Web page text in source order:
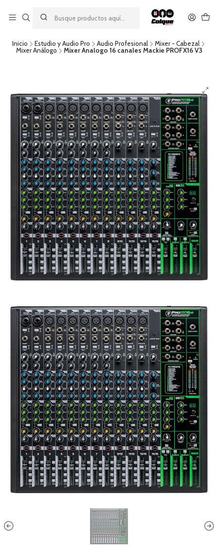
descuento por pago con transferencia bancaria
por una compra mínima de $49.990. Este descuento no es
acumulable a otras promociones ni aplicable a gastos de envío.
Inicio Estudio y Audio Pro Audio Profesional
Mixer - Cabezal
Mixer Análogo
Mixer Analogo 16 canales Mackie PROFX16 V3